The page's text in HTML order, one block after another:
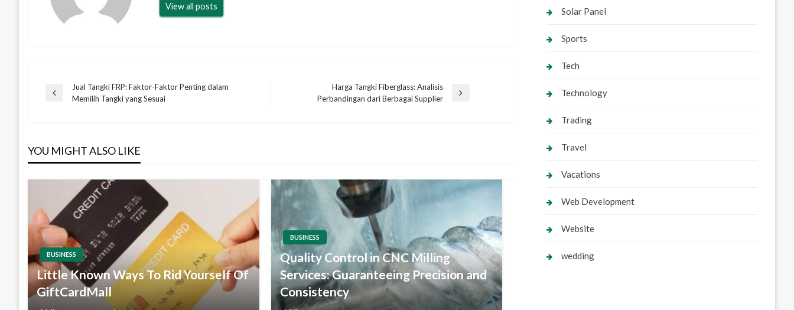
View all posts
Post
Previous
Jual Tangki FRP: Faktor-Faktor Penting dalam
Memilih Tangki yang Sesuai
Harga Tangki Fiberglass: Analisis
Perbandingan dari Berbagai Supplier
YOU MIGHT ALSO LIKE
BUSINESS
Little Known Ways To Rid Yourself Of
GiftCardMall
BUSINESS
Quality Control in CNC Milling
Services: Guaranteeing Precision and
Consistency
Solar Panel
Sports
Tech
Technology
Trading
Travel
Vacations
Web Development
Website
wedding